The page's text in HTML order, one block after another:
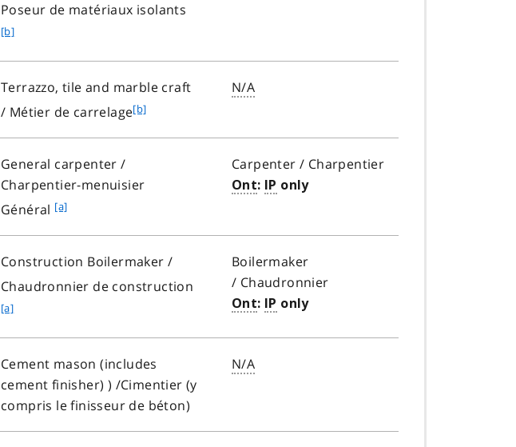
n
a
Poseur de matériaux isolants
n
[b]
Terrazzo, tile and marble craft
/ Métier de carrelagef
n
t
[b]
N/A
General carpenter /
Charpentier-menuisier
Général f
t
n
a
[a]
Carpenter / Charpentier
Ont: IP only
Construction Boilermaker /
Chaudronnier de construction
o
e
[a]
Boilermaker
/ Chaudronnier
Ont: IP only
Cement mason (includes
cement finisher) ) /Cimentier (y
compris le finisseur de béton)
N/A